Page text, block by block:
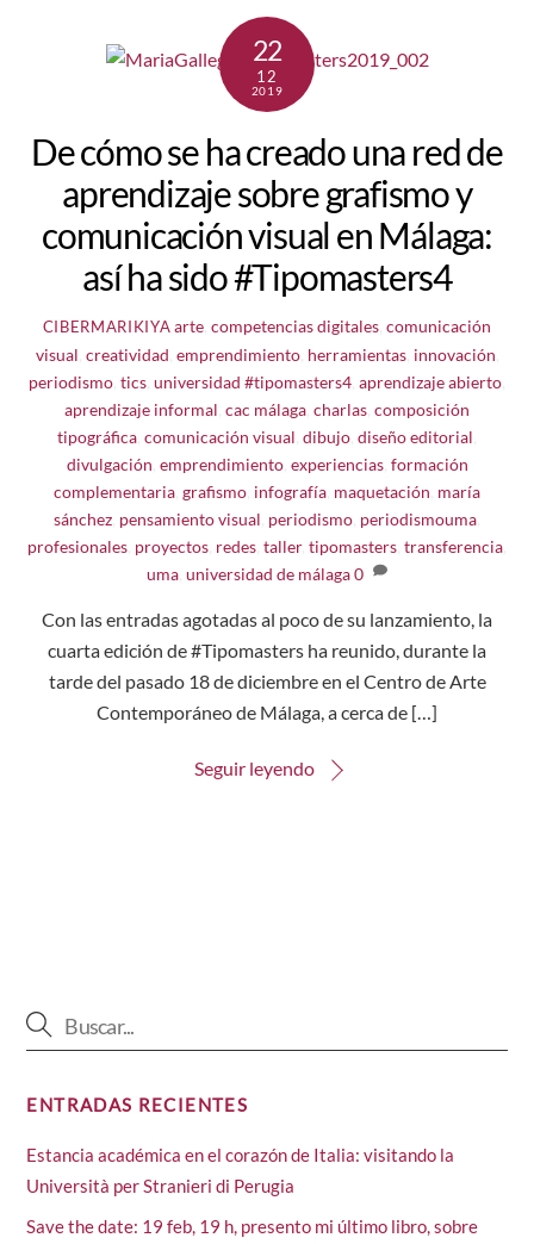
22
12
2019
De cómo se ha creado una red de
aprendizaje sobre grafismo y
comunicación visual en Málaga:
así ha sido #Tipomasters4
CIBERMARIKIYA arte ,competencias digitales ,comunicación
visual creatividad emprendimiento, herramientas, innovación
periodismo tics universidad #tipomasters4 aprendizaje abierto
aprendizaje informal cac málaga charlas composición
tipográfica comunicación visual dibujo diseño editorial
divulgación emprendimiento, experiencias, formación
complementaria grafismo infografía maquetación maría
sánchez pensamiento visual periodismo periodismouma
profesionales proyectos redes taller, tipomasters transferencia
uma ,universidad de málaga0
Con las entradas agotadas al poco de su lanzamiento, la
cuarta edición de #Tipomasters ha reunido, durante la
tarde del pasado 18 de diciembre en el Centro de Arte
Contemporáneo de Málaga, a cerca de […]
Seguir leyendo
ENTRADAS RECIENTES
Estancia académica en el corazón de Italia: visitando la
Università per Stranieri di Perugia
Save the date: 19 feb, 19 h, presento mi último libro, sobre